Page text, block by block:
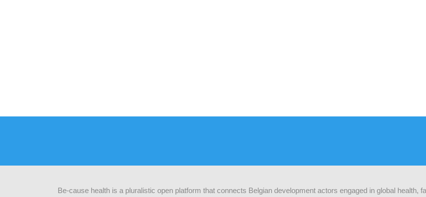
Be-cause health is a pluralistic open platform that connects Belgian development actors engaged in global health,